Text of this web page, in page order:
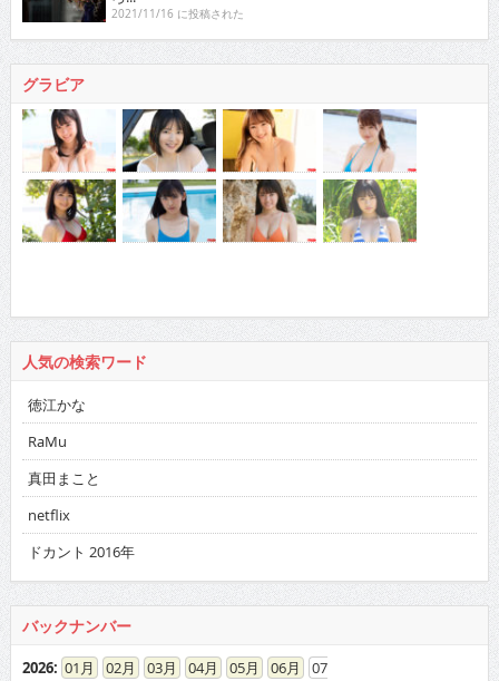
2021/11/16 に投稿された
グラビア
人気の検索ワード
徳江かな
RaMu
真田まこと
netflix
ドカント 2016年
バックナンバー
2026: 01 02 03 04 05 06 07